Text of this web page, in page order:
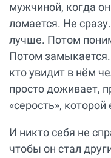
мужчиной, когда
ломается. Не
лучше. Потом
Потом
кто увидит в нём
просто доживает,
«серость», которой
И никто себя не
чтобы он стал